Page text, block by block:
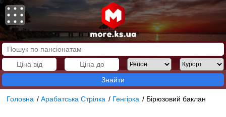
Знайти
Головна /Арабатська Стрілка / Генгірка / Бірюзовий баклан